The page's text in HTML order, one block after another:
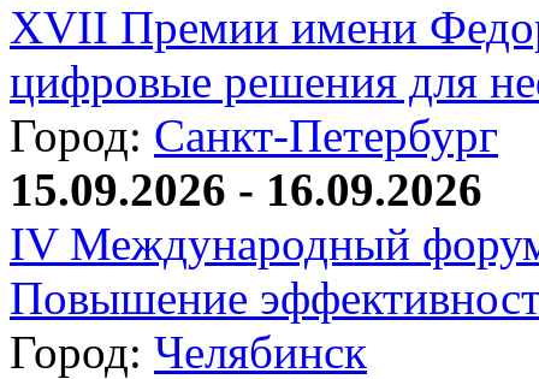
XVII Премии имени
цифровые решения для
Город: Санкт-Петербург
15.09.2026 - 16.09.2026
IV Международный
Повышение
Город: Челябинск